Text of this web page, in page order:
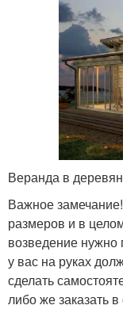
Веранда в
Важное
размеров и в
возведение нужно
у вас на руках
сделать
либо же заказать